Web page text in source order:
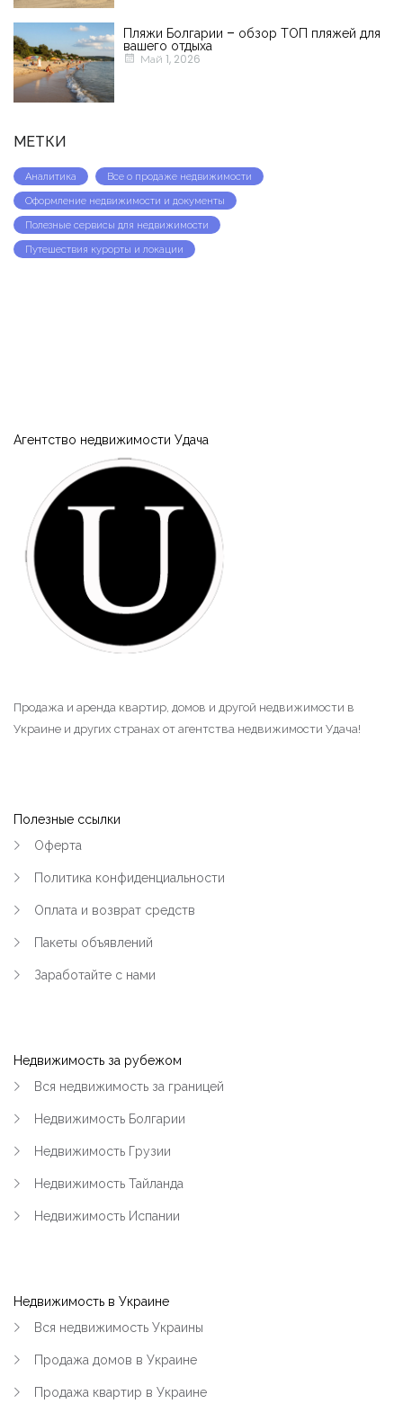
Пляжи Болгарии – обзор ТОП пляжей для
вашего отдыха
Май 1, 2026
МЕТКИ
Аналитика
Все о продаже недвижимости
Оформление недвижимости и документы
Полезные сервисы для недвижимости
Путешествия курорты и локации
Агентство недвижимости Удача
Продажа и аренда квартир, домов и другой недвижимости в
Украине и других странах от агентства недвижимости Удача!
Полезные ссылки
Оферта
Политика конфиденциальности
Оплата и возврат средств
Пакеты объявлений
Заработайте с нами
Недвижимость за рубежом
Вся недвижимость за границей
Недвижимость Болгарии
Недвижимость Грузии
Недвижимость Тайланда
Недвижимость Испании
Недвижимость в Украине
Вся недвижимость Украины
Продажа домов в Украине
Продажа квартир в Украине
Запомнить